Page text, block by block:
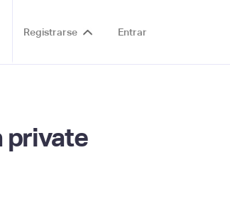
Registrarse Entrar
private